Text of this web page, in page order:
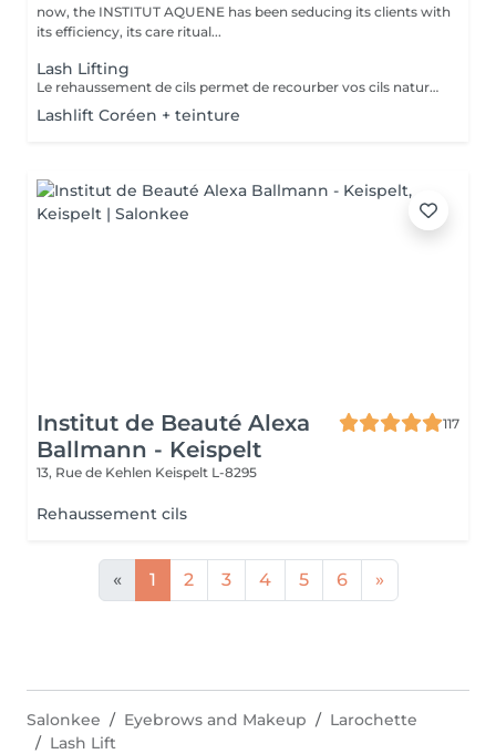
now, the INSTITUT AQUENE has been seducing its clients with
its efficiency, its care ritual...
Lash Lifting
Le rehaussement de cils permet de recourber vos cils naturels afin de souligner le regard. dans cette prestation une teinture cils (pour foncer vos cils) ainsi qu'un soin à la kératine (pour renourrir en profondeur, car le rehaussement assèche un peu le cil). Grâce à cette prestation vous aurez déjà bonne mine au réveil!!
Lashlift Coréen + teinture
Institut de Beauté Alexa
Ballmann - Keispelt
117
13, Rue de Kehlen Keispelt L-8295
Rehaussement cils
« 1 2 3 4 5 6 »
Salonkee Eyebrows and Makeup
Larochette
Lash Lift